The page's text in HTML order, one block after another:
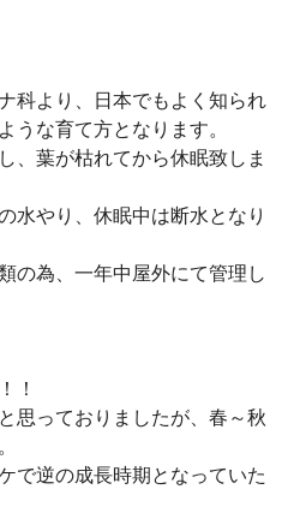
科より、日本でもよく知られ
うな育て方となります。
、葉が枯れてから休眠致しま
水やり、休眠中は断水となり
の為、一年中屋外にて管理し
！
思っておりましたが、春～秋
で逆の成長時期となっていた